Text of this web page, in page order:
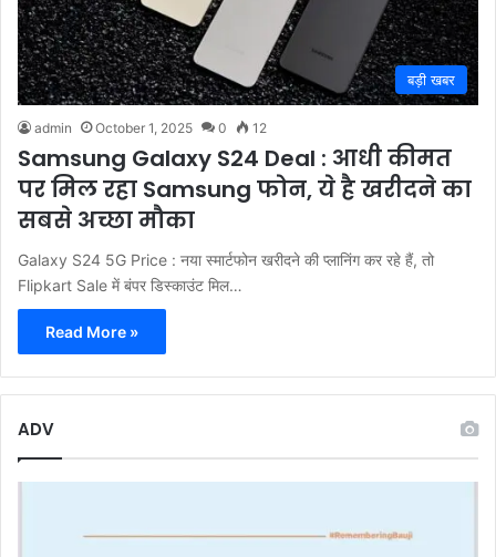
बड़ी खबर
admin October 1, 2025 0 12
Samsung Galaxy S24 Deal : आधी कीमत
पर मिल रहा Samsung फोन, ये है खरीदने का
सबसे अच्छा मौका
Galaxy S24 5G Price : नया स्मार्टफोन खरीदने की प्लानिंग कर रहे हैं, तो
Flipkart Sale में बंपर डिस्काउंट मिल…
Read More »
ADV